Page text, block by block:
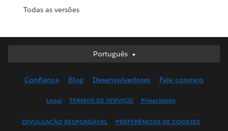
Todas as versões
Português
Português
English (UK)
Français (Canada)
Confiança Blog Desenvolvedores Fale conosco
Legal TERMOS DE SERVIÇO Privacidade
DIVULGAÇÃO RESPONSÁVEL PREFERÊNCIAS DE COOKIES